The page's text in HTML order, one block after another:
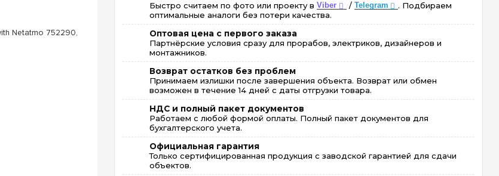
Быстро считаем по фото или проекту вViber / Telegram
. Подбираем
оптимальные аналоги без потери качества.
Оптовая цена с первого заказа
Партнёрские условия сразу для прорабов, электриков, дизайнеров и
монтажников.
Возврат остатков без проблем
Принимаем излишки после завершения объекта. Возврат или обмен
возможен в течение 14 дней с даты отгрузки товара.
НДС и полный пакет документов
Работаем с любой формой оплаты. Полный пакет документов для
бухгалтерского учета.
Официальная гарантия
Только сертифицированная продукция с заводской гарантией для сдачи
объектов.